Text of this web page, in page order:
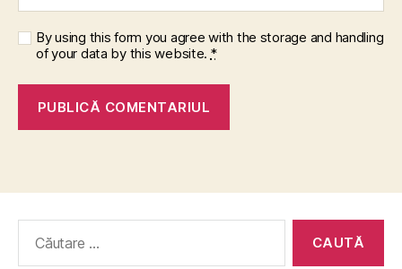
By using this form you agree with the storage and handling
of your data by this website. *
după: